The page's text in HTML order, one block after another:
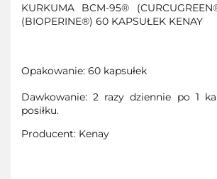
KURKUMA BCM-95®
(BIOPERINE®) 60 KAPSUŁEK KENAY
Opakowanie: 60 kapsułek
Dawkowanie: 2 razy dziennie po 1
posiłku.
Producent: Kenay